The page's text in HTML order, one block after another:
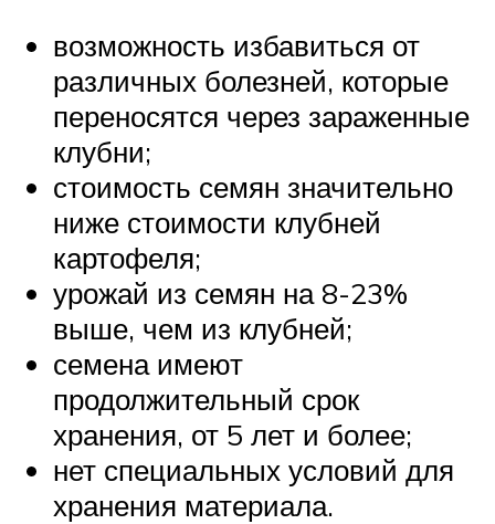
возможность избавиться от
различных болезней, которые
переносятся через зараженные
клубни;
стоимость семян значительно
ниже стоимости клубней
картофеля;
урожай из семян на 8-23%
выше, чем из клубней;
семена имеют
продолжительный срок
хранения, от 5 лет и более;
нет специальных условий для
хранения материала.